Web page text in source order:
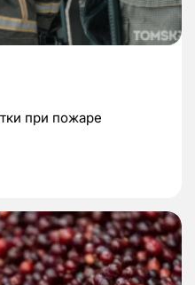
при пожаре